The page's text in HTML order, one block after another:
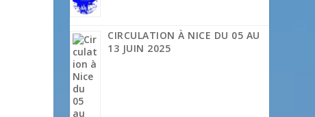
CIRCULATION À NICE DU 05 AU
13 JUIN 2025